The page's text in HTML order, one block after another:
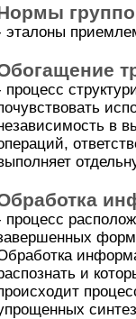
эталоны
процесс
в
процесс
и